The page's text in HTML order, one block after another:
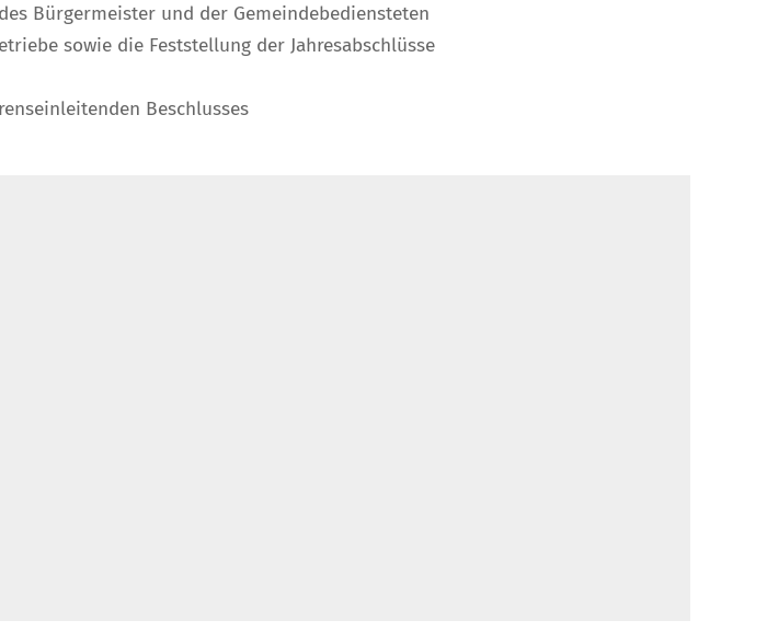
Bürgermeister und der Gemeindebediensteten
sowie die Feststellung der Jahresabschlüsse
Beschlusses